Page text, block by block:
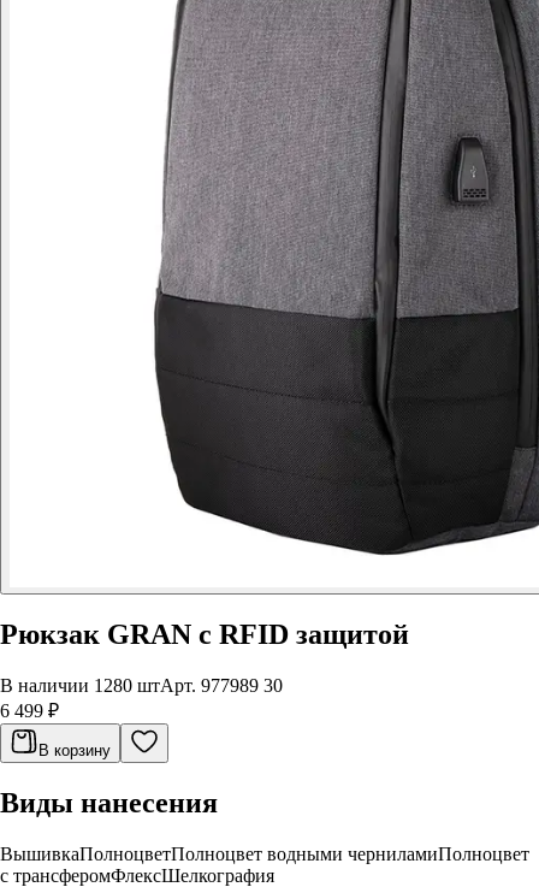
Рюкзак GRAN c RFID защитой
В наличии 1280 штАрт. 977989 30
6 499 ₽
В корзину
Виды нанесения
ВышивкаПолноцветПолноцвет водными черниламиПолноцвет
с трансферомФлексШелкография